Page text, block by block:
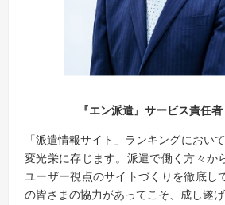
『エン派遣』サービス責
「派遣情報サイト」ランキングにおい
変光栄に存じます。派遣で働く方々か
ユーザー視点のサイトづくりを徹底し
の皆さまの協力があってこそ、成し遂げ